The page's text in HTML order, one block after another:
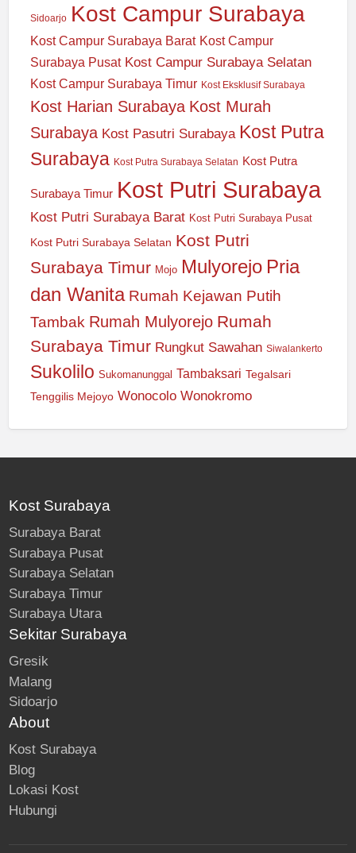
Sidoarjo Kost Campur Surabaya
Kost Campur Surabaya Barat Kost Campur
Surabaya Pusat Kost Campur Surabaya Selatan
Kost Campur Surabaya Timur Kost Eksklusif Surabaya
Kost Harian Surabaya Kost Murah
Surabaya Kost Pasutri Surabaya Kost Putra
Surabaya Kost Putra Surabaya Selatan Kost Putra
Surabaya Timur Kost Putri Surabaya
Kost Putri Surabaya Barat Kost Putri Surabaya Pusat
Kost Putri Surabaya Selatan Kost Putri
Surabaya Timur Mojo Mulyorejo Pria
dan Wanita Rumah Kejawan Putih
Tambak Rumah Mulyorejo Rumah
Surabaya Timur Rungkut Sawahan Siwalankerto
Sukolilo Sukomanunggal Tambaksari Tegalsari
Tenggilis Mejoyo Wonocolo Wonokromo
Kost Surabaya
Surabaya Barat
Surabaya Pusat
Surabaya Selatan
Surabaya Timur
Surabaya Utara
Sekitar Surabaya
Gresik
Malang
Sidoarjo
About
Kost Surabaya
Blog
Lokasi Kost
Hubungi